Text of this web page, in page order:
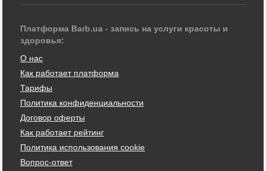
Платформа Barb.ua - запись на услуги красоты и
здоровья:
О нас
Как работает платформа
Тарифы
Политика конфиденциальности
Договор оферты
Как работает рейтинг
Политика использования cookie
Вопрос-ответ